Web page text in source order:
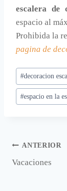
escalera de
espacio al
Prohibida la
pagina de
Etiquetas
de
la
#decoracion
#espacio en la
de
ANTERIOR
Vacaciones